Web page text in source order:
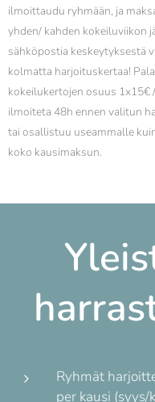
ilmoittaudu ryhmään, ja
yhden/ kahden kokeiluviikon
sähköpostia keskeytyksestä
kolmatta harjoituskertaa!
kokeilukertojen osuus 1x15€
ilmoiteta 48h ennen valitun
tai osallistuu useammalle
koko kausimaksun.
Ryhmät
per kausi (syys/